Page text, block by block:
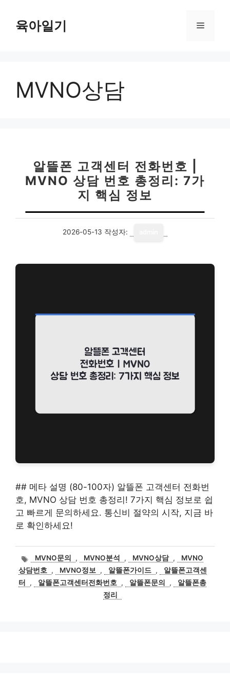
육아일기 메
MVNO상담
알뜰폰 고객센터 전화번호 |
MVNO 상담 번호 총정리: 7가
지 핵심 정보
2026-05-13 작성자:
## 메타 설명 (80-100자) 알뜰폰 고객센터 전화번
호, MVNO 상담 번호 총정리! 7가지 핵심 정보로 쉽
고 빠르게 문의하세요. 통신비 절약의 시작, 지금 바
로 확인하세요!
태
그
MVNO문의 , MVNO분석 , MVNO상담 ,
MVNO
상담번호
, MVNO정보 , 알뜰폰가이드 ,
알뜰폰고객센
터
, 알뜰폰고객센터전화번호 , 알뜰폰문의 ,
알뜰폰총
정리